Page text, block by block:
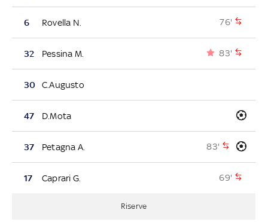
6 Rovella N. 76'
32 Pessina M. 83'
30 C.Augusto
47 D.Mota
37 Petagna A. 83'
17 Caprari G. 69'
Riserve